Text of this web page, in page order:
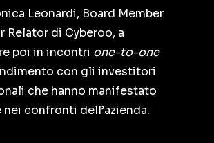
Leonardi, Board Member
Relator di Cyberoo, a
poi in incontri one-to-one
con gli investitori
che hanno manifestato
confronti dell’azienda.